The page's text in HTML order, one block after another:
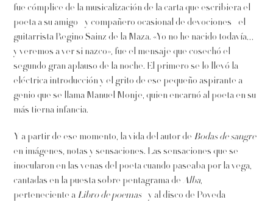
fue cómplice de la musicalización de la carta que escribiera el
poeta a su amigo –y compañero ocasional de devociones– el
guitarrista Regino Sainz de la Maza. «Yo no he nacido todavía…
y veremos a ver si nazco», fue el mensaje que cosechó el
segundo gran aplauso de la noche. El primero se lo llevó la
eléctrica introducción y el grito de ese pequeño aspirante a
genio que se llama Manuel Monje, quien encarnó al poeta en su
más tierna infancia.
Y a partir de ese momento, la vida del autor de Bodas de sangre
en imágenes, notas y sensaciones. Las sensaciones que se
inocularon en las venas del poeta cuando paseaba por la vega,
cantadas en la puesta sobre pentagrama de Alba,
perteneciente a Libro de poemas–y al disco de Poveda